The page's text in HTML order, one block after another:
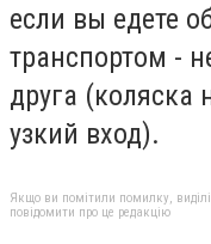
если вы едете
транспортом -
друга (коляска
узкий вход).
Якщо ви помітили помилку,
повідомити про це редакцію